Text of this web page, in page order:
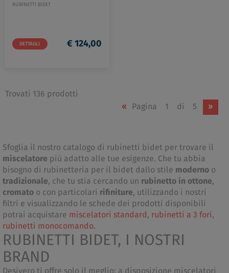
RUBINETTI BIDET
DETTAGLI € 124,00
Trovati 136 prodotti
« Pagina 1 di 5 »
Sfoglia il nostro catalogo di rubinetti bidet per trovare il
miscelatore più adatto alle tue esigenze. Che tu abbia
bisogno di rubinetteria per il bidet dallo stile moderno o
tradizionale, che tu stia cercando un rubinetto in ottone,
cromato o con particolari rifiniture, utilizzando i nostri
filtri e visualizzando le schede dei prodotti disponibili
potrai acquistare miscelatori standard, rubinetti a 3 fori,
rubinetti monocomando.
RUBINETTI BIDET, I NOSTRI
BRAND